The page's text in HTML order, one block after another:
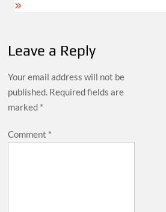
Leave a Reply
Your email address will not be
published. Required fields are
marked *
Comment *